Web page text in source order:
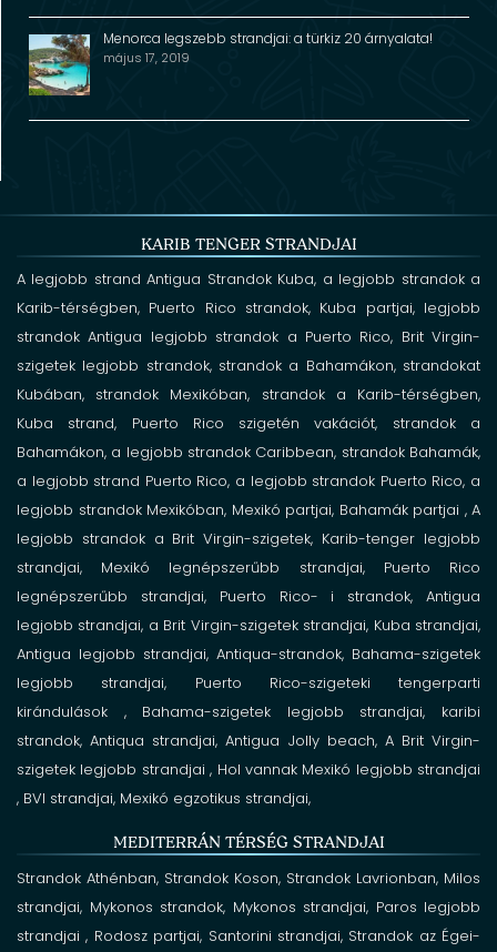
Menorca legszebb strandjai: a türkiz 20 árnyalata!
május 17, 2019
KARIB TENGER STRANDJAI
A legjobb strand Antigua Strandok Kuba, a legjobb strandok a
Karib-térségben, Puerto Rico strandok, Kuba partjai, legjobb
strandok Antigua legjobb strandok a Puerto Rico, Brit Virgin-
szigetek legjobb strandok, strandok a Bahamákon, strandokat
Kubában, strandok Mexikóban, strandok a Karib-térségben,
Kuba strand, Puerto Rico szigetén vakációt, strandok a
Bahamákon, a legjobb strandok Caribbean, strandok Bahamák,
a legjobb strand Puerto Rico, a legjobb strandok Puerto Rico, a
legjobb strandok Mexikóban, Mexikó partjai, Bahamák partjai , A
legjobb strandok a Brit Virgin-szigetek, Karib-tenger legjobb
strandjai, Mexikó legnépszerűbb strandjai, Puerto Rico
legnépszerűbb strandjai, Puerto Rico- i strandok, Antigua
legjobb strandjai, a Brit Virgin-szigetek strandjai, Kuba strandjai,
Antigua legjobb strandjai, Antiqua-strandok, Bahama-szigetek
legjobb strandjai, Puerto Rico-szigeteki tengerparti
kirándulások , Bahama-szigetek legjobb strandjai, karibi
strandok,Antiqua strandjai,Antigua Jolly beach, A Brit Virgin-
szigetek legjobb strandjai, Hol vannak Mexikó legjobb strandjai
, BVI strandjai, Mexikó egzotikus strandjai,
MEDITERRÁN TÉRSÉG STRANDJAI
Strandok Athénban, Strandok Koson, Strandok Lavrionban, Milos
strandjai, Mykonos strandok, Mykonos strandjai, Paros legjobb
strandjai, Rodosz partjai, Santorini strandjai, Strandok az Égei-